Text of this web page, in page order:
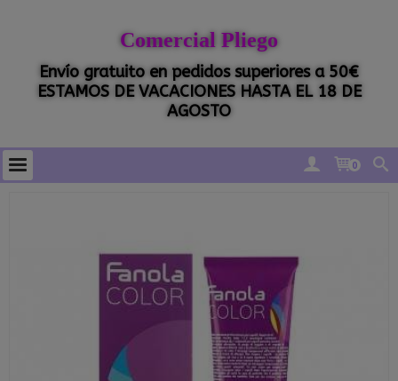
Comercial Pliego
Envío gratuito en pedidos superiores a 50€
ESTAMOS DE VACACIONES HASTA EL 18 DE
AGOSTO
0